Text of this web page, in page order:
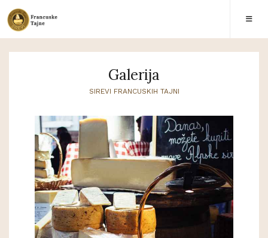
Galerija
SIREVI FRANCUSKIH TAJNI